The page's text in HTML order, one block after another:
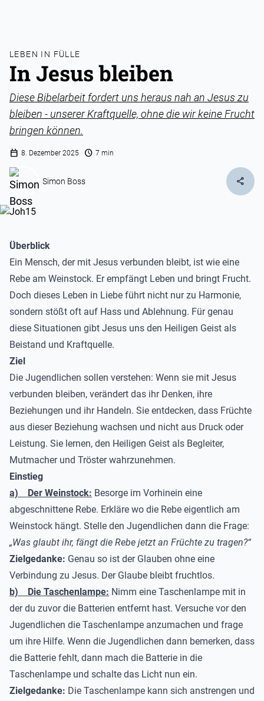
LEBEN IN FÜLLE
In Jesus bleiben
Diese Bibelarbeit fordert uns heraus nah an Jesus zu
bleiben - unserer Kraftquelle, ohne die wir keine Frucht
bringen können.
calendar_today 8. Dezember 2025 schedule 7 min
Simon Boss share
Überblick
Ein Mensch, der mit Jesus verbunden bleibt, ist wie eine
Rebe am Weinstock. Er empfängt Leben und bringt Frucht.
Doch dieses Leben in Liebe führt nicht nur zu Harmonie,
sondern stößt oft auf Hass und Ablehnung. Für genau
diese Situationen gibt Jesus uns den Heiligen Geist als
Beistand und Kraftquelle.
Ziel
Die Jugendlichen sollen verstehen: Wenn sie mit Jesus
verbunden bleiben, verändert das ihr Denken, ihre
Beziehungen und ihr Handeln. Sie entdecken, dass Früchte
aus dieser Beziehung wachsen und nicht aus Druck oder
Leistung. Sie lernen, den Heiligen Geist als Begleiter,
Mutmacher und Tröster wahrzunehmen.
Einstieg
a)
Der Weinstock: Besorge im Vorhinein eine
abgeschnittene Rebe. Erkläre wo die Rebe eigentlich am
Weinstock hängt. Stelle den Jugendlichen dann die Frage:
„Was glaubt ihr, fängt die Rebe jetzt an Früchte zu tragen?“
Zielgedanke: Genau so ist der Glauben ohne eine
Verbindung zu Jesus. Der Glaube bleibt fruchtlos.
b) Die Taschenlampe: Nimm eine Taschenlampe mit in
der du zuvor die Batterien entfernt hast. Versuche vor den
Jugendlichen die Taschenlampe anzumachen und frage
um ihre Hilfe. Wenn die Jugendlichen dann bemerken, dass
die Batterie fehlt, dann mach die Batterie in die
Taschenlampe und schalte das Licht nun ein.
Zielgedanke: Die Taschenlampe kann sich anstrengen und